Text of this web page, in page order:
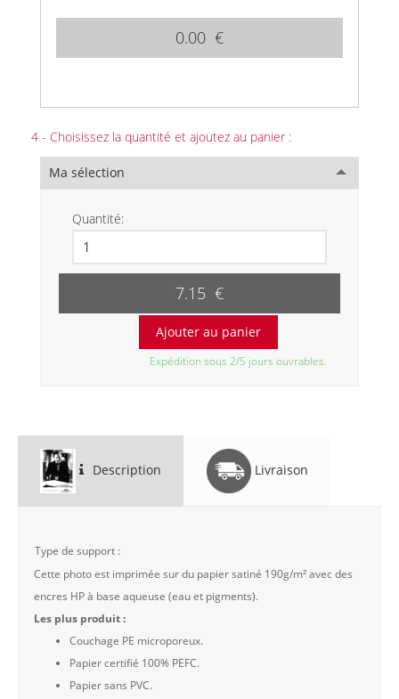
0.00 €
4 - Choisissez la quantité et ajoutez au panier :
Ma sélection
Quantité:
7.15 €
Expédition sous 2/5 jours ouvrables.
Description Livraison
Type de support :
Cette photo est imprimée sur du papier satiné 190g/m² avec des
encres HP à base aqueuse (eau et pigments).
Les plus produit :
Couchage PE microporeux.
Papier certifié 100% PEFC.
Papier sans PVC.